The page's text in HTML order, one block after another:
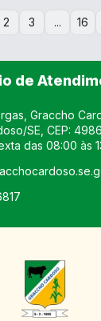
2 3 ... 16
de
Graccho
/SE , CEP:
das 08:00 às